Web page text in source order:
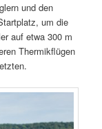
und den
um die
auf etwa 300 m
Thermikflügen